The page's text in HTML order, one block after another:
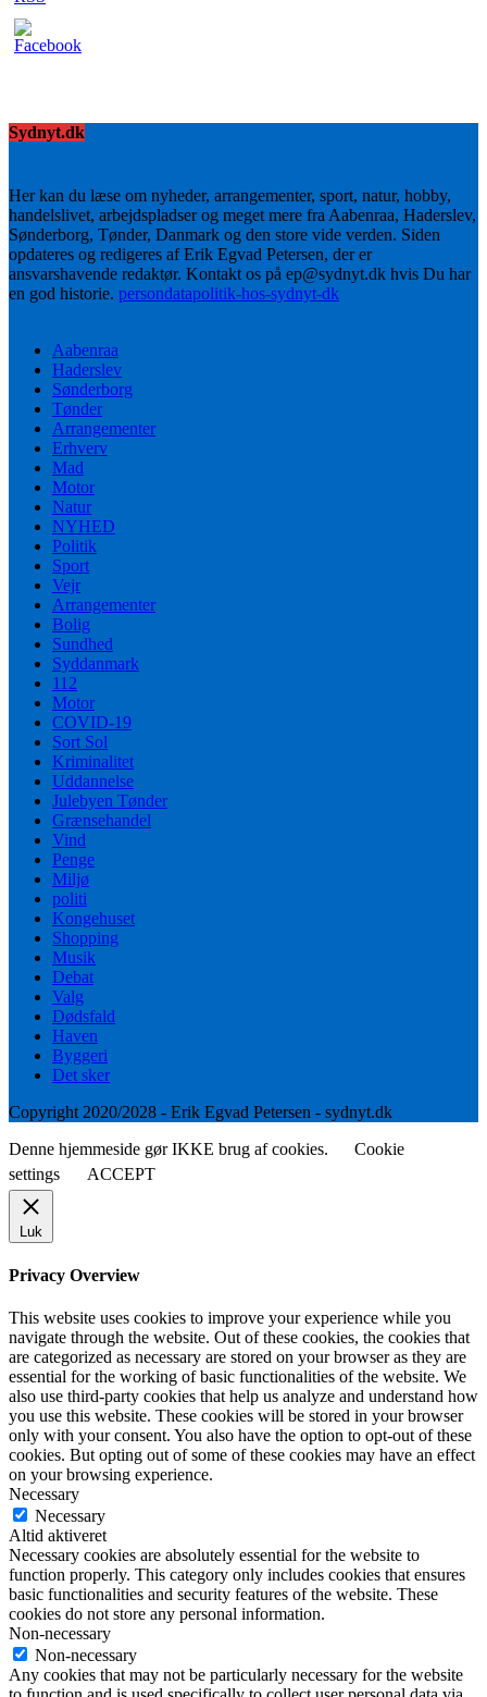
Sydnyt.dk
Her kan du læse om nyheder, arrangementer, sport, natur, hobby,
handelslivet, arbejdspladser og meget mere fra Aabenraa, Haderslev,
Sønderborg, Tønder, Danmark og den store vide verden. Siden
opdateres og redigeres af Erik Egvad Petersen, der er
ansvarshavende redaktør. Kontakt os på ep@sydnyt.dk hvis Du har
en god historie. persondatapolitik-hos-sydnyt-dk
Aabenraa
Haderslev
Sønderborg
Tønder
Arrangementer
Erhverv
Mad
Motor
Natur
NYHED
Politik
Sport
Vejr
Arrangementer
Bolig
Sundhed
Syddanmark
112
Motor
COVID-19
Sort Sol
Kriminalitet
Uddannelse
Julebyen Tønder
Grænsehandel
Vind
Penge
Miljø
politi
Kongehuset
Shopping
Musik
Debat
Valg
Dødsfald
Haven
Byggeri
Det sker
Copyright 2020/2028 - Erik Egvad Petersen - sydnyt.dk
Denne hjemmeside gør IKKE brug af cookies.
Cookie
settings
ACCEPT
Luk
Privacy Overview
This website uses cookies to improve your experience while you
navigate through the website. Out of these cookies, the cookies that
are categorized as necessary are stored on your browser as they are
essential for the working of basic functionalities of the website. We
also use third-party cookies that help us analyze and understand how
you use this website. These cookies will be stored in your browser
only with your consent. You also have the option to opt-out of these
cookies. But opting out of some of these cookies may have an effect
on your browsing experience.
Necessary
Necessary
Altid aktiveret
Necessary cookies are absolutely essential for the website to
function properly. This category only includes cookies that ensures
basic functionalities and security features of the website. These
cookies do not store any personal information.
Non-necessary
Non-necessary
Any cookies that may not be particularly necessary for the website